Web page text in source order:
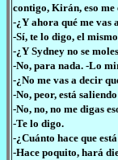
contigo, Kirán, eso me
-¿Y ahora qué me vas
-Sí, te lo digo, el
-¿Y Sydney no se
-No, para nada. -Lo
-¿No me vas a decir
-No, peor, está
-No, no, no me digas
-Te lo digo.
-¿Cuánto hace que
-Hace poquito, hará